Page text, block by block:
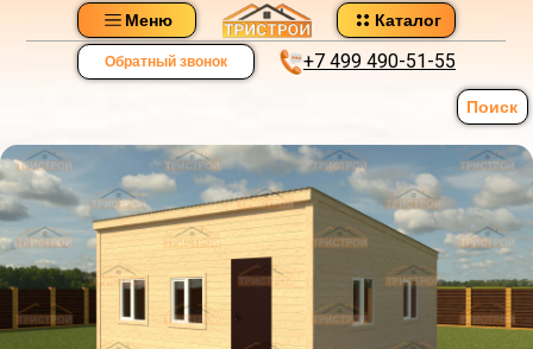
Каталог
Меню
+7 499 490-51-55
Обратный звонок
Поиск